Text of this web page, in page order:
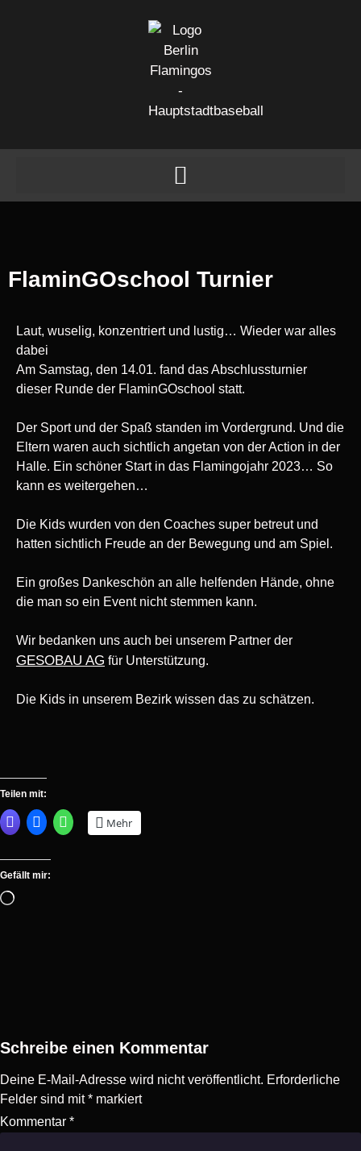
FlaminGOschool Turnier
Laut, wuselig, konzentriert und lustig… Wieder war alles
dabei
Am Samstag, den 14.01. fand das Abschlussturnier
dieser Runde der FlaminGOschool statt.
Der Sport und der Spaß standen im Vordergrund. Und die
Eltern waren auch sichtlich angetan von der Action in der
Halle. Ein schöner Start in das Flamingojahr 2023… So
kann es weitergehen…
Die Kids wurden von den Coaches super betreut und
hatten sichtlich Freude an der Bewegung und am Spiel.
Ein großes Dankeschön an alle helfenden Hände, ohne
die man so ein Event nicht stemmen kann.
Wir bedanken uns auch bei unserem Partner der
GESOBAU AG für Unterstützung.
Die Kids in unserem Bezirk wissen das zu schätzen.
Teilen mit:
Mehr
Gefällt mir:
Schreibe einen Kommentar
Deine E-Mail-Adresse wird nicht veröffentlicht. Erforderliche
Felder sind mit* markiert
Kommentar *